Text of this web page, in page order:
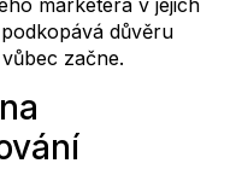
důvěru
začne.